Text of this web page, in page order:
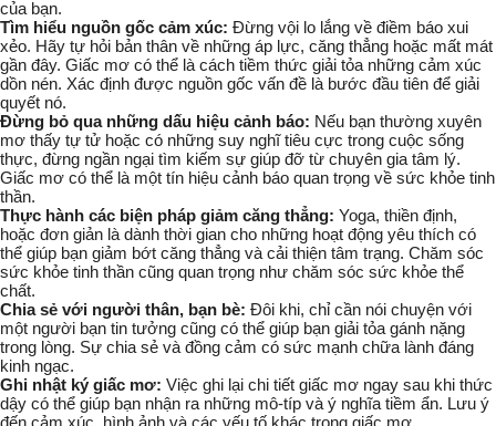
của bạn.
Tìm hiểu nguồn gốc cảm xúc: Đừng vội lo lắng về điềm báo xui
xẻo. Hãy tự hỏi bản thân về những áp lực, căng thẳng hoặc mất mát
gần đây. Giấc mơ có thể là cách tiềm thức giải tỏa những cảm xúc
dồn nén. Xác định được nguồn gốc vấn đề là bước đầu tiên để giải
quyết nó.
Đừng bỏ qua những dấu hiệu cảnh báo: Nếu bạn thường xuyên
mơ thấy tự tử hoặc có những suy nghĩ tiêu cực trong cuộc sống
thực, đừng ngần ngại tìm kiếm sự giúp đỡ từ chuyên gia tâm lý.
Giấc mơ có thể là một tín hiệu cảnh báo quan trọng về sức khỏe tinh
thần.
Thực hành các biện pháp giảm căng thẳng: Yoga, thiền định,
hoặc đơn giản là dành thời gian cho những hoạt động yêu thích có
thể giúp bạn giảm bớt căng thẳng và cải thiện tâm trạng. Chăm sóc
sức khỏe tinh thần cũng quan trọng như chăm sóc sức khỏe thể
chất.
Chia sẻ với người thân, bạn bè: Đôi khi, chỉ cần nói chuyện với
một người bạn tin tưởng cũng có thể giúp bạn giải tỏa gánh nặng
trong lòng. Sự chia sẻ và đồng cảm có sức mạnh chữa lành đáng
kinh ngạc.
Ghi nhật ký giấc mơ: Việc ghi lại chi tiết giấc mơ ngay sau khi thức
dậy có thể giúp bạn nhận ra những mô-típ và ý nghĩa tiềm ẩn. Lưu ý
đến cảm xúc, hình ảnh và các yếu tố khác trong giấc mơ.